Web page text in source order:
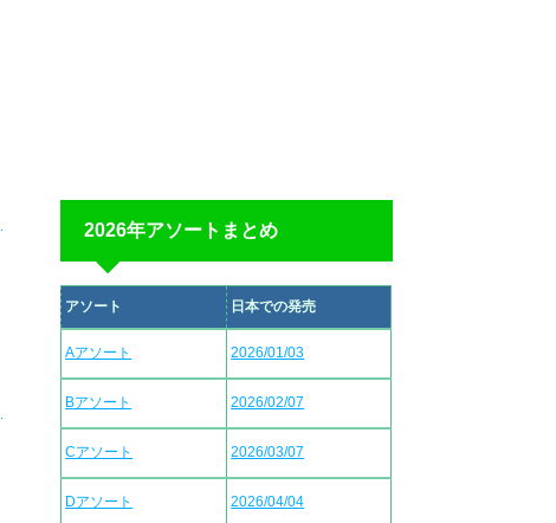
2026年アソートまとめ
アソート 日本での発売
Aアソート 2026/01/03
Bアソート 2026/02/07
Cアソート 2026/03/07
Dアソート 2026/04/04